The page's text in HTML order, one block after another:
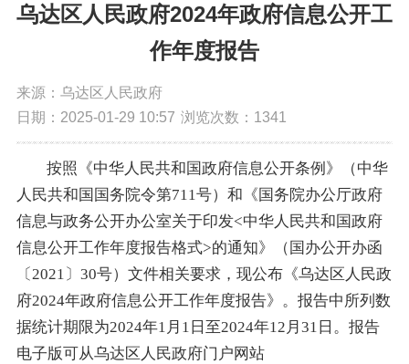
乌达区人民政府2024年政府信息公开工
作年度报告
来源：乌达区人民政府
日期：2025-01-29 10:57 浏览次数： 1341
按照《中华人民共和国政府信息公开条例》（中华
人民共和国国务院令第711号）和《国务院办公厅政府
信息与政务公开办公室关于印发<中华人民共和国政府
信息公开工作年度报告格式>的通知》（国办公开办函
〔2021〕30号）文件相关要求，现公布《乌达区人民政
府2024年政府信息公开工作年度报告》。报告中所列数
据统计期限为2024年1月1日至2024年12月31日。报告
电子版可从乌达区人民政府门户网站